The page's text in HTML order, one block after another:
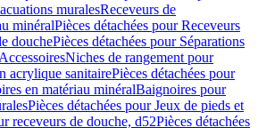
muralesReceveurs de
minéralPièces détachées pour Receveurs
douchePièces détachées pour Séparations
Niches de rangement pour
acrylique sanitairePièces détachées pour
en matériau minéralBaignoires pour
Pièces détachées pour Jeux de pieds et
receveurs de douche, d52Pièces détachées